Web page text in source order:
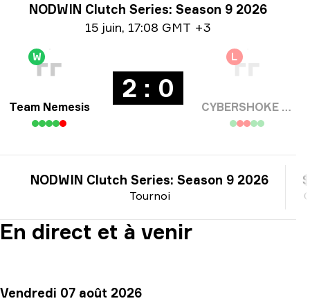
Informations sur le tournoi
NODWIN Clutch Series: Season 9 2026
Information sur la date
15 juin, 17:08 GMT +3
W
Team Nemesis
2 : 0
L
CYBERSHOKE Esports
Tournoi
NODWIN Clutch Series: Season 9 2026
En direct et à venir
Vendredi 07 août 2026